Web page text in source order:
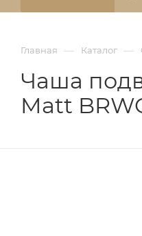
Главная — Каталог —
Чаша
Matt